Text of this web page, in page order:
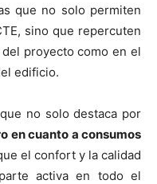
que no solo permiten
sino que repercuten
proyecto como en el
edificio.
no solo destaca por
en cuanto a consumos
el confort y la calidad
activa en todo el